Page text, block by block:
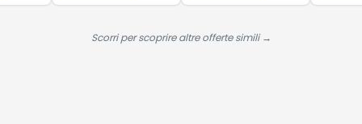
Gli Amanti Degli
Scorri per scoprire altre offerte simili →